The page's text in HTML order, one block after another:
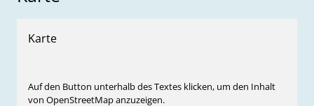
Karte
Auf den Button unterhalb des Textes klicken, um den Inhalt
von OpenStreetMap anzuzeigen.